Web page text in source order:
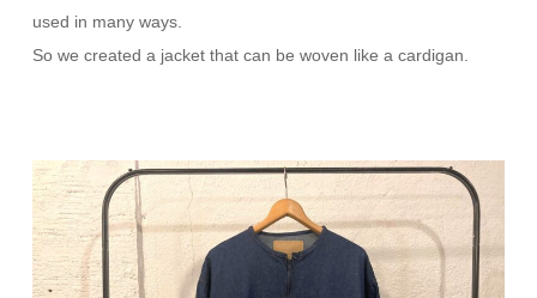
used in many ways.
So we created a jacket that can be woven like a cardigan.